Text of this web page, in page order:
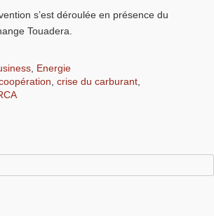
s’est déroulée en présence du
Touadera.
Energie
crise du carburant